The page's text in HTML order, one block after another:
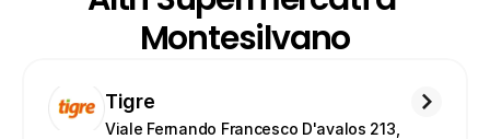
Montesilvano
Tigre
Viale Fernando Francesco D'avalos 213,